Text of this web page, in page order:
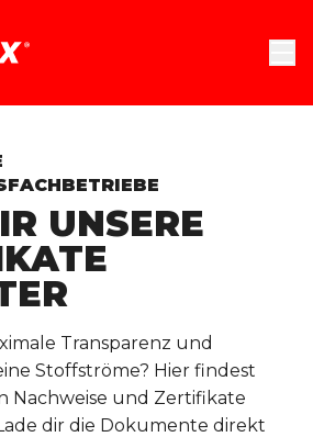
UNSERE
Transparenz und
Stoffströme? Hier findest
Nachweise und Zertifikate
dir die Dokumente direkt